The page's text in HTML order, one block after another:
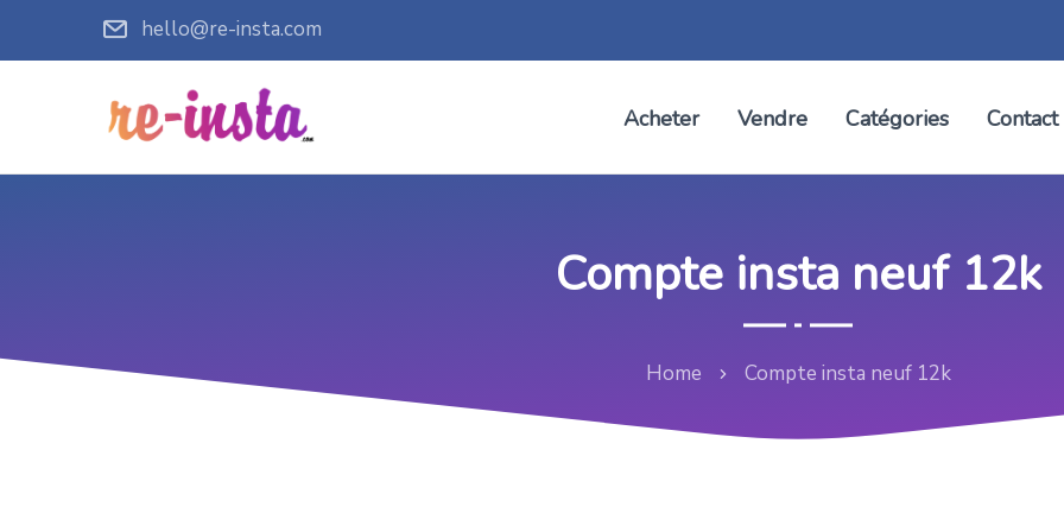
hello@re-insta.com
Acheter Vendre Catégories Contact
Compte insta neuf 12k
Home Compte insta neuf 12k